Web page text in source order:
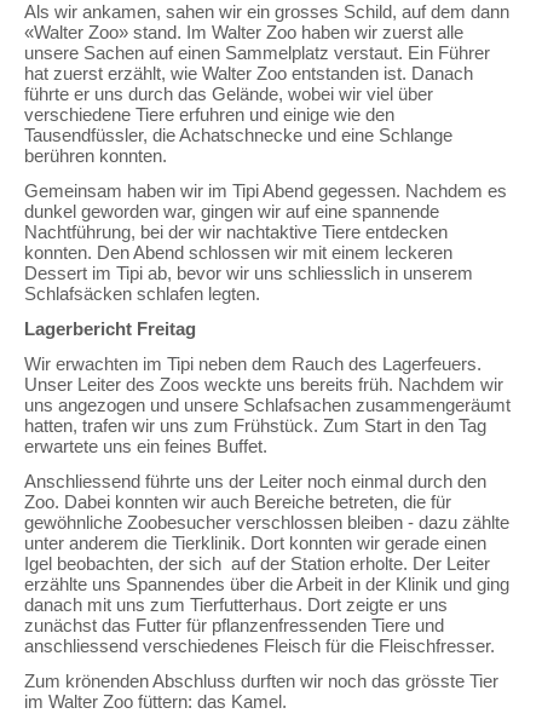
Als wir ankamen, sahen wir ein grosses Schild, auf dem dann
«Walter Zoo» stand. Im Walter Zoo haben wir zuerst alle
unsere Sachen auf einen Sammelplatz verstaut. Ein Führer
hat zuerst erzählt, wie Walter Zoo entstanden ist. Danach
führte er uns durch das Gelände, wobei wir viel über
verschiedene Tiere erfuhren und einige wie den
Tausendfüssler, die Achatschnecke und eine Schlange
berühren konnten.
Gemeinsam haben wir im Tipi Abend gegessen. Nachdem es
dunkel geworden war, gingen wir auf eine spannende
Nachtführung, bei der wir nachtaktive Tiere entdecken
konnten. Den Abend schlossen wir mit einem leckeren
Dessert im Tipi ab, bevor wir uns schliesslich in unserem
Schlafsäcken schlafen legten.
Lagerbericht Freitag
Wir erwachten im Tipi neben dem Rauch des Lagerfeuers.
Unser Leiter des Zoos weckte uns bereits früh. Nachdem wir
uns angezogen und unsere Schlafsachen zusammengeräumt
hatten, trafen wir uns zum Frühstück. Zum Start in den Tag
erwartete uns ein feines Buffet.
Anschliessend führte uns der Leiter noch einmal durch den
Zoo. Dabei konnten wir auch Bereiche betreten, die für
gewöhnliche Zoobesucher verschlossen bleiben - dazu zählte
unter anderem die Tierklinik. Dort konnten wir gerade einen
Igel beobachten, der sich auf der Station erholte. Der Leiter
erzählte uns Spannendes über die Arbeit in der Klinik und ging
danach mit uns zum Tierfutterhaus. Dort zeigte er uns
zunächst das Futter für pflanzenfressenden Tiere und
anschliessend verschiedenes Fleisch für die Fleischfresser.
Zum krönenden Abschluss durften wir noch das grösste Tier
im Walter Zoo füttern: das Kamel.